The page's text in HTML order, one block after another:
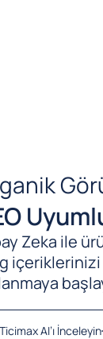
Zeka ile
içeriklerinizi
Ticimax AI’ı İnceleyin